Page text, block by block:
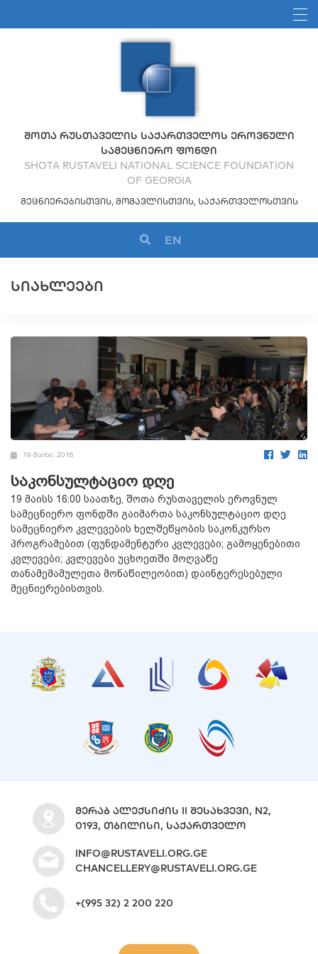
ᲨᲝᲗᲐ ᲠᲣᲡᲗᲐᲕᲔᲚᲘᲡ ᲡᲐᲥᲐᲠᲗᲕᲔᲚᲝᲡ ᲔᲠᲝᲕᲜᲣᲚᲘ
ᲡᲐᲛᲔᲪᲜᲘᲔᲠᲝ ᲤᲝᲜᲓᲘ
SHOTA RUSTAVELI NATIONAL SCIENCE FOUNDATION
OF GEORGIA
ᲛᲔᲪᲜᲘᲔᲠᲔᲑᲘᲡᲗᲕᲘᲡ, ᲛᲝᲛᲐᲕᲚᲘᲡᲗᲕᲘᲡ, ᲡᲐᲥᲐᲠᲗᲕᲔᲚᲝᲡᲗᲕᲘᲡ
EN
ᲡᲘᲐᲮᲚᲔᲔᲑᲘ
19 მაისი, 2016
საკონსულტაციო დღე
19 მაისს 16:00 საათზე, შოთა რუსთაველის ეროვნულ
სამეცნიერო ფონდში გაიმართა საკონსულტაციო დღე
სამეცნიერო კვლევების ხელშეწყობის საკონკურსო
პროგრამებით (ფუნდამენტური კვლევები; გამოყენებითი
კვლევები; კვლევები უცხოეთში მოღვაწე
თანამემამულეთა მონაწილეობით) დაინტერესებული
მეცნიერებისთვის.
ᲛᲔᲠᲐᲑ ᲐᲚᲔᲥᲡᲘᲫᲘᲡ II ᲨᲔᲡᲐᲮᲕᲔᲕᲘ, N2,
0193, ᲗᲑᲘᲚᲘᲡᲘ, ᲡᲐᲥᲐᲠᲗᲕᲔᲚᲝ
INFO@RUSTAVELI.ORG.GE
CHANCELLERY@RUSTAVELI.ORG.GE
+(995 32) 2 200 220